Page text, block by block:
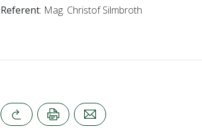
Referent: Mag. Christof Silmbroth